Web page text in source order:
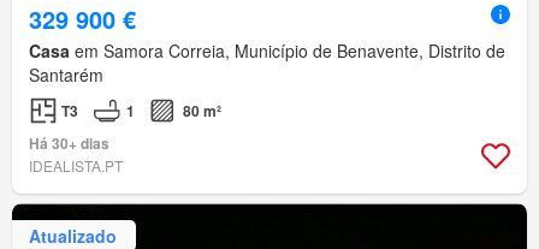
329 900 €
Casa em Samora Correia, Município de Benavente, Distrito de
Santarém
T3 1
80 m²
Há 30+ dias
IDEALISTA.PT
Atualizado